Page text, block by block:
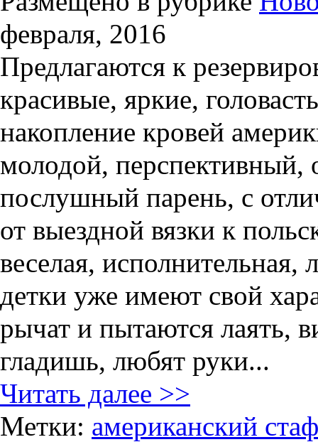
февраля, 2016
Предлагаются к
красивые, яркие,
накопление кровей
молодой, перспективный,
послушный парень, с
от выездной вязки к
веселая,
детки уже имеют свой
рычат и пытаются лаять,
гладишь, любят руки...
Читать далее >>
Метки: американский